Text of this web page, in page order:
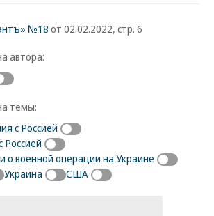
№18 от 02.02.2022, стр. 6
автора:
темы:
с Россией
о военной операции на Украине
Украина США